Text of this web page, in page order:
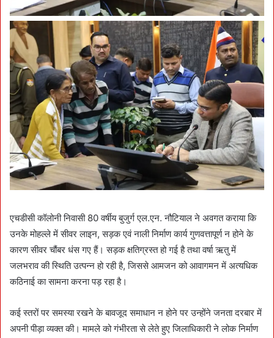
एचडीसी कॉलोनी निवासी 80 वर्षीय बुजुर्ग एल.एन. नौटियाल ने अवगत कराया कि
उनके मोहल्ले में सीवर लाइन, सड़क एवं नाली निर्माण कार्य गुणवत्तापूर्ण न होने के
कारण सीवर चौंबर धंस गए हैं। सड़क क्षतिग्रस्त हो गई है तथा वर्षा ऋतु में
जलभराव की स्थिति उत्पन्न हो रही है, जिससे आमजन को आवागमन में अत्यधिक
कठिनाई का सामना करना पड़ रहा है।
कई स्तरों पर समस्या रखने के बावजूद समाधान न होने पर उन्होंने जनता दरबार में
अपनी पीड़ा व्यक्त की। मामले को गंभीरता से लेते हुए जिलाधिकारी ने लोक निर्माण